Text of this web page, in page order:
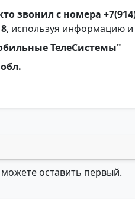
звонил с номера
, используя информацию
ТелеСистемы"
оставить первый.